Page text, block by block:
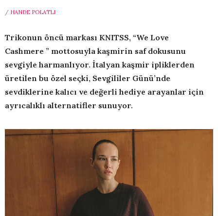
/ HANDE POLATLI
Trikonun öncü markası KNITSS, “We Love
Cashmere ” mottosuyla kaşmirin saf dokusunu
sevgiyle harmanlıyor. İtalyan kaşmir ipliklerden
üretilen bu özel seçki, Sevgililer Günü’nde
sevdiklerine kalıcı ve değerli hediye arayanlar için
ayrıcalıklı alternatifler sunuyor.